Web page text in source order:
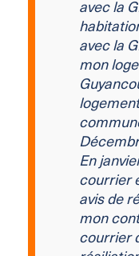
avec la
avec la
mon
En
courrier
avis de
mon
courrier